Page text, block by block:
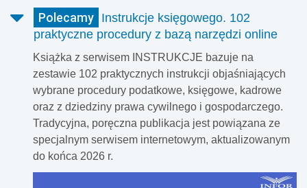
Polscy podatnicy mają za sobą pierwsze miesiące
pełnego, obligatoryjnego fakturowania w Krajowym
Systemie e-Faktur (KSeF). Ponad 2 miliony podatników
przesłało już do rządowej bazy 340 milionów dokumentów.
Analizy z systemu SmartKSeF ujawniają jednak, że
wystawcy mają problem z wystawieniem dokumentów,
szczególnie faktur korygujących, których prawie 20 proc.
zawiera błędy strukturalne lub logiczne.
Polecamy Instrukcje księgowego. 102
praktyczne procedury z bazą narzędzi online
Książka z serwisem INSTRUKCJE bazuje na
zestawie 102 praktycznych instrukcji objaśniających
wybrane procedury podatkowe, księgowe, kadrowe
oraz z dziedziny prawa cywilnego i gospodarczego.
Tradycyjna, poręczna publikacja jest powiązana ze
specjalnym serwisem internetowym, aktualizowanym
do końca 2026 r.